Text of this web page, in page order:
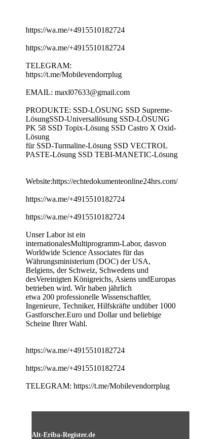
https://wa.me/+4915510182724
https://wa.me/+4915510182724
TELEGRAM:
https://t.me/Mobilevendorrplug
EMAIL: maxl07633@gmail.com
PRODUKTE: SSD-LÖSUNG SSD Supreme-
LösungSSD-Universallösung SSD-LÖSUNG
PK 58 SSD Topix-Lösung SSD Castro X Oxid-
Lösung
für SSD-Turmaline-Lösung SSD VECTROL
PASTE-Lösung SSD TEBI-MANETIC-Lösung
Website:https://echtedokumenteonline24hrs.com/
https://wa.me/+4915510182724
https://wa.me/+4915510182724
Unser Labor ist ein
internationalesMultiprogramm-Labor, dasvon
Worldwide Science Associates für das
Währungsministerium (DOC) der USA,
Belgiens, der Schweiz, Schwedens und
desVereinigten Königreichs, Asiens undEuropas
betrieben wird. Wir haben jährlich
etwa 200 professionelle Wissenschaftler,
Ingenieure, Techniker, Hilfskräfte undüber 1000
Gastforscher.Euro und Dollar und beliebige
Scheine Ihrer Wahl.
https://wa.me/+4915510182724
https://wa.me/+4915510182724
TELEGRAM: https://t.me/Mobilevendorrplug
Alt-Eriba-Register.de